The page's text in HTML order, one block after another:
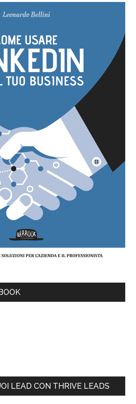
LEAD CON THRIVE LEADS